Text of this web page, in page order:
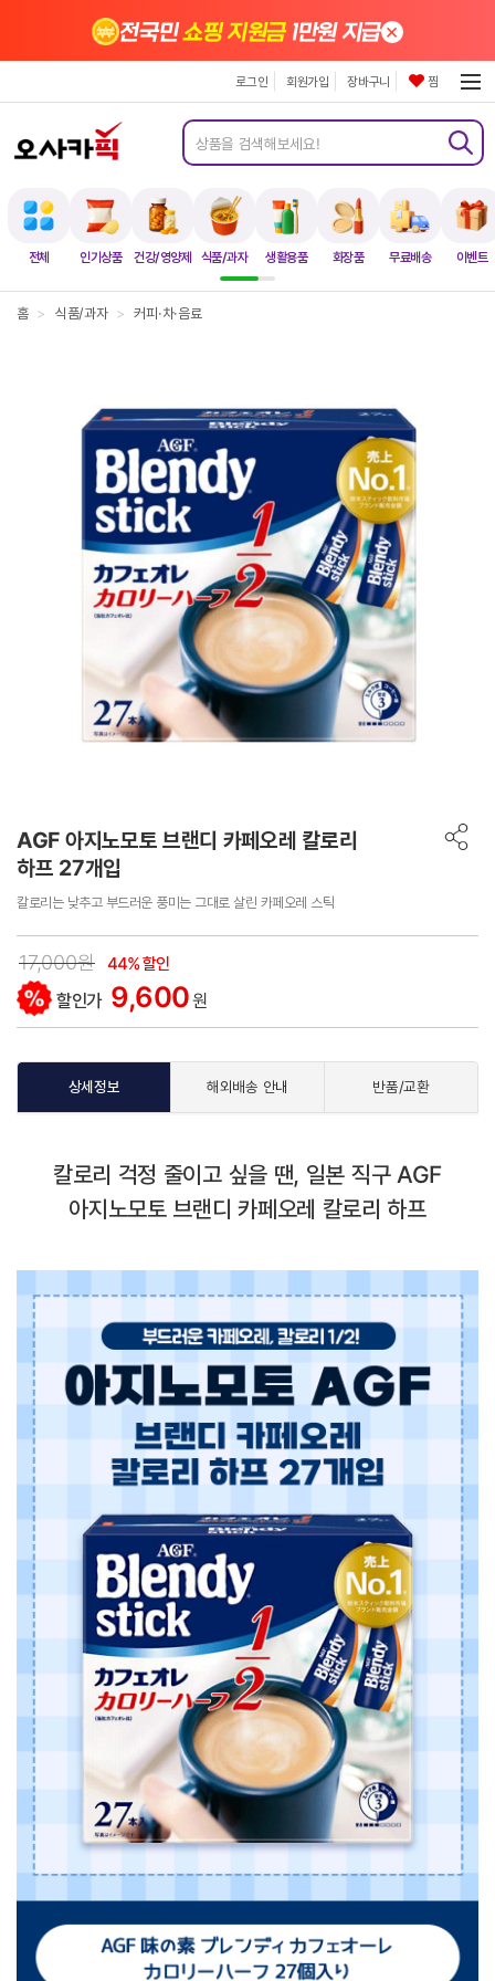
전체 인기상품 건강/영양제 식품/과자 생활용품 화장품 무료배송 이벤트
전국민쇼핑 지원금1만원 지급×
로그인 회원가입 장바구니 찜
홈 > 식품/과자 > 커피·차·음료
AGF 아지노모토 브랜디 카페오레 칼로리
하프 27개입
칼로리는 낮추고 부드러운 풍미는 그대로 살린 카페오레 스틱
17,000원 44% 할인
할인가 9,600원
상세정보 해외배송 안내 반품/교환
칼로리 걱정 줄이고 싶을 땐, 일본 직구 AGF
아지노모토 브랜디 카페오레 칼로리 하프